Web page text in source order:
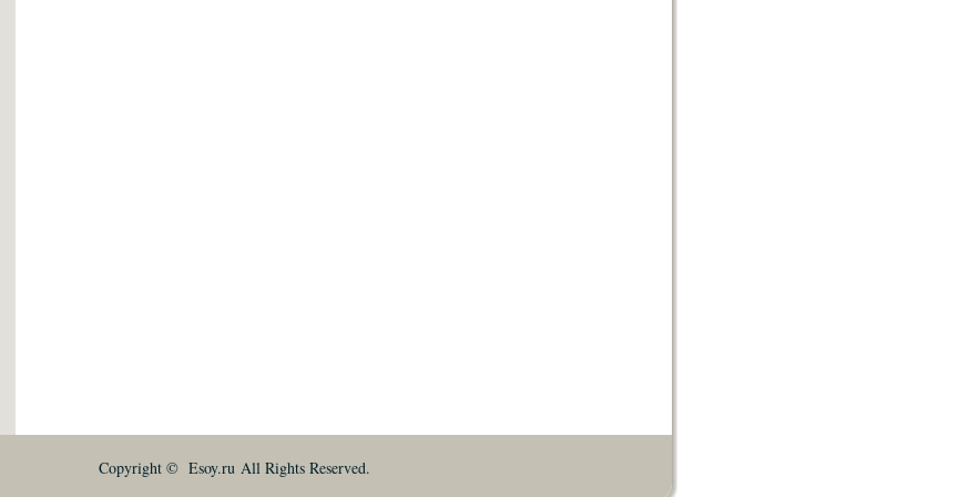
Copyright © Esoy.ru All Rights Reserved.